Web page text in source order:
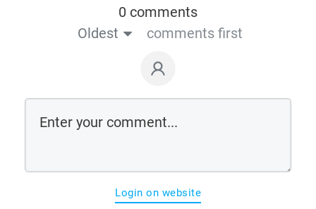
0 comments
Oldest
comments first
Login on website